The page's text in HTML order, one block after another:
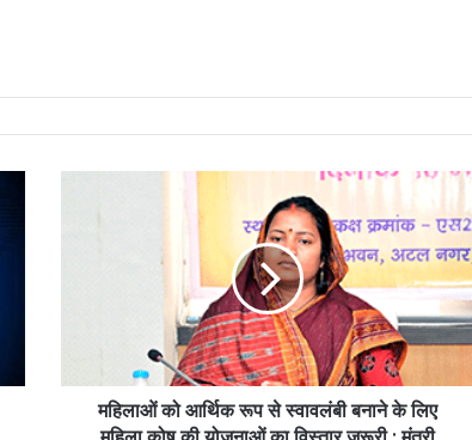
महिलाओं को आर्थिक रूप से स्वावलंबी बनाने के लिए